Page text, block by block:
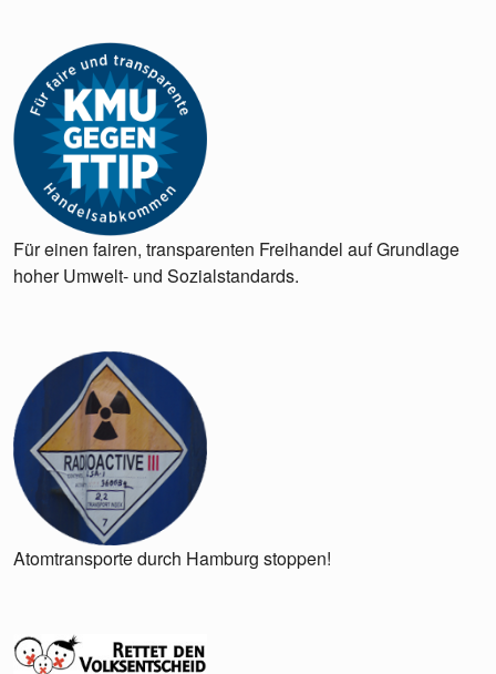
Für einen fairen, transparenten Freihandel auf Grundlage
hoher Umwelt- und Sozialstandards.
Atomtransporte durch Hamburg stoppen!